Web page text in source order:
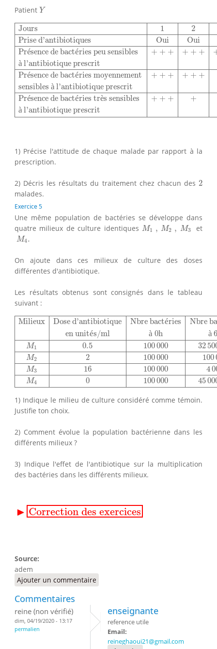
Patient Y
Y
Jours 1
2
Prise d'antibiotiques
Oui
Oui
Présence de bactéries peu sensibles + + + + + +
à l'antibiotique prescrit
Présence de bactéries moyennement + + + + + +
sensibles à l'antibiotique prescrit
Présence de bactéries très sensibles + + + +
à l'antibiotique prescrit
Jours1234567Prise d'antibiotiquesOuiOuiOuiOuiNon
1) Précise l'attitude de chaque malade par rapport à la
prescription.
2) Décris les résultats du traitement chez chacun des 2
2
malades.
Exercice 5
Une même population de bactéries se développe dans
quatre milieux de culture identiques M1 , M2 , M3
M1 M2, M 3 et
M4.
M4
On ajoute dans ces milieux de culture des doses
différentes d'antibiotique.
Les résultats obtenus sont consignés dans le tableau
suivant :
Milieux Dose d'antibiotique Nbre bactéries
Nbre
en unités/ml à 0h à
M1 0.5 100000 32
M2 2 100000 100
M3 16 100000 4
M4 0 100000 45
MilieuxDose d'antibiotiqueNbre bactériesNbre
1) Indique le milieu de culture considéré comme témoin.
Justifie ton choix.
2) Comment évolue la population bactérienne dans les
différents milieux ?
3) Indique l'effet de l'antibiotique sur la multiplication
des bactéries dans les différents milieux.
▶ Correction des exercices
Correction des exercices
Source:
adem
Ajouter un commentaire
Commentaires
reine (non vérifié)
dim, 04/19/2020 - 13:17
permalien
enseignante
reference utile
Email:
reineghaoui21@gmail.com